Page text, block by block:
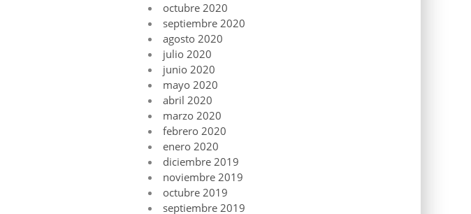
octubre 2020
septiembre 2020
agosto 2020
julio 2020
junio 2020
mayo 2020
abril 2020
marzo 2020
febrero 2020
enero 2020
diciembre 2019
noviembre 2019
octubre 2019
septiembre 2019